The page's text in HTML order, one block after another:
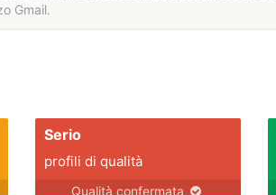
Gmail.
Serio
profili di qualità
Qualità confermata